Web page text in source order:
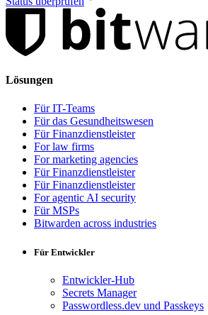
Lösungen
Für IT-Teams
Für das Gesundheitswesen
Für Finanzdienstleister
For law firms
For marketing agencies
Für Finanzdienstleister
Für Finanzdienstleister
For agentic AI security
Für MSPs
Bitwarden across industries
Für Entwickler
Entwickler-Hub
Secrets Manager
Passwordless.dev und Passkeys